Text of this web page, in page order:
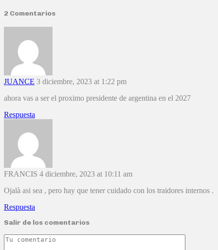
2 Comentarios
JUANCE 3 diciembre, 2023 at 1:22 pm
ahora vas a ser el proximo presidente de argentina en el 2027
Respuesta
FRANCIS 4 diciembre, 2023 at 10:11 am
Ojalà asi sea , pero hay que tener cuidado con los traidores internos .
Respuesta
Salir de los comentarios